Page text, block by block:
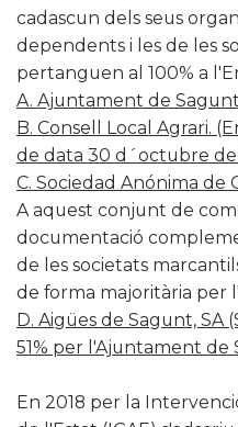
cadascun dels seus
dependents i les de les
pertanguen al 100% a
A. Ajuntament de
B. Consell Local Agrari.
de data 30 d´octubre de
C. Sociedad Anónima de
A aquest conjunt de
documentació
de les societats
de forma majoritària per
D. Aigües de Sagunt, SA
51% per l'Ajuntament de
En 2018 per la